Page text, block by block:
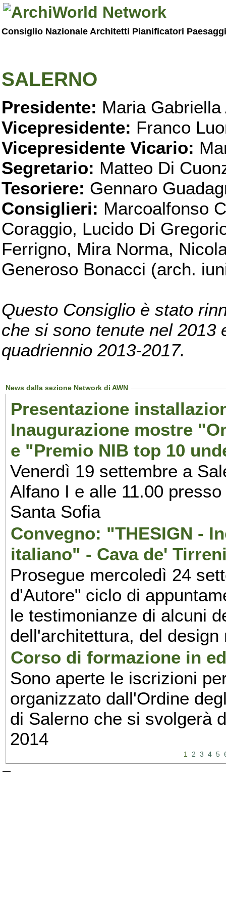
Consiglio Nazionale Architetti Pianificatori
SALERNO
Presidente: Maria Gabriella
Vicepresidente: Franco
Vicepresidente Vicario:
Segretario: Matteo Di
Tesoriere: Gennaro
Consiglieri: Marcoalfonso
Coraggio, Lucido Di
Ferrigno, Mira Norma,
Generoso Bonacci (arch.
Questo Consiglio è stato
che si sono tenute nel 2013
quadriennio 2013-2017.
News dalla sezione Network di AWN
Presentazione
Inaugurazione mostre
e "Premio NIB top 10
Venerdì 19 settembre a
Alfano I e alle 11.00
Santa Sofia
Convegno: "THESIGN -
italiano" - Cava de'
Prosegue mercoledì 24
d'Autore" ciclo di
le testimonianze di alcuni
dell'architettura, del
Corso di formazione in
Sono aperte le iscrizioni
organizzato dall'Ordine
di Salerno che si svolgerà
2014
1 2 3 4 5